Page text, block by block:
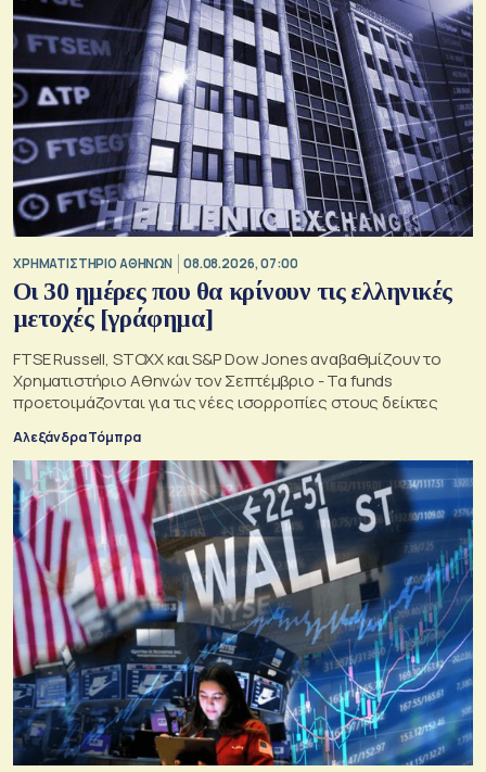
XΡΗΜΑΤΙΣΤΗΡΙΟ ΑΘΗΝΩΝ 08.08.2026, 07:00
Οι 30 ημέρες που θα κρίνουν τις ελληνικές
μετοχές [γράφημα]
FTSE Russell, STOXX και S&P Dow Jones αναβαθμίζουν το
Χρηματιστήριο Αθηνών τον Σεπτέμβριο - Τα funds
προετοιμάζονται για τις νέες ισορροπίες στους δείκτες
Αλεξάνδρα Τόμπρα